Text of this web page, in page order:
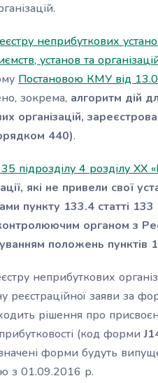
неприбуткових
установ та
Постановою КМУ від
зокрема, алгоритм дій
організацій,
440).
підрозділу 4 розділу
які не привели свої
пункту 133.4 статті
органом з
положень
неприбуткових
реєстраційної заяви за
рішення про
(код форми
форми будуть
з 01.09.2016 р.